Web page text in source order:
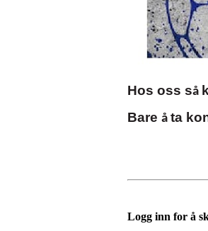
Hos oss så
Bare å ta
Logg inn for å